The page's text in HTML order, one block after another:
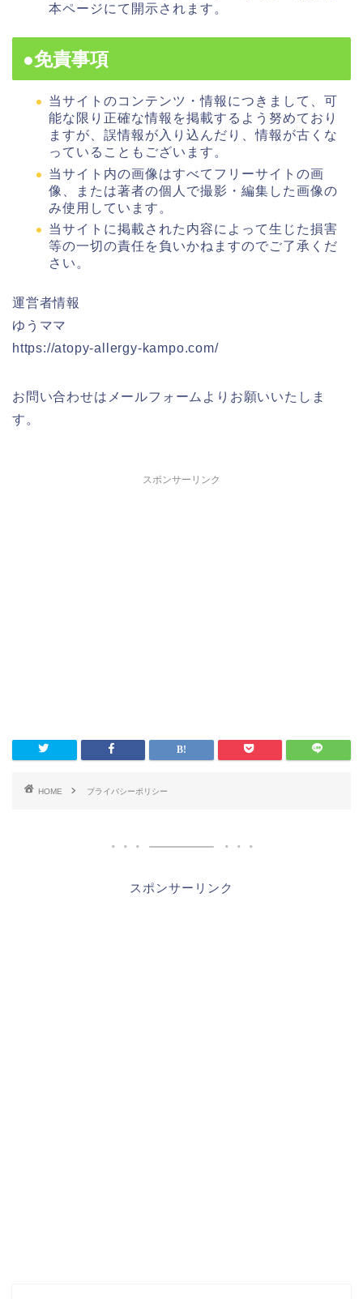
本ページにて開示されます。
●免責事項
当サイトのコンテンツ・情報につきまして、可
能な限り正確な情報を掲載するよう努めており
ますが、誤情報が入り込んだり、情報が古くな
っていることもございます。
当サイト内の画像はすべてフリーサイトの画
像、または著者の個人で撮影・編集した画像の
み使用しています。
当サイトに掲載された内容によって生じた損害
等の一切の責任を負いかねますのでご了承くだ
さい。
運営者情報
ゆうママ
https://atopy-allergy-kampo.com/
お問い合わせはメールフォームよりお願いいたしま
す。
スポンサーリンク
HOME プライバシーポリシー
スポンサーリンク